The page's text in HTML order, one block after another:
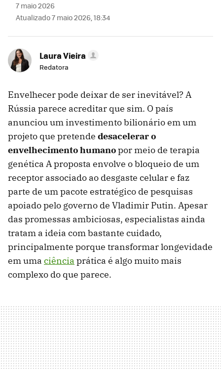
7 maio 2026
Atualizado 7 maio 2026, 18:34
Laura Vieira
Redatora
Envelhecer pode deixar de ser inevitável? A
Rússia parece acreditar que sim. O país
anunciou um investimento bilionário em um
projeto que pretende desacelerar o
envelhecimento humanopor meio de terapia
genética A proposta envolve o bloqueio de um
receptor associado ao desgaste celular e faz
parte de um pacote estratégico de pesquisas
apoiado pelo governo de Vladimir Putin. Apesar
das promessas ambiciosas, especialistas ainda
tratam a ideia com bastante cuidado,
principalmente porque transformar longevidade
em uma ciência prática é algo muito mais
complexo do que parece.